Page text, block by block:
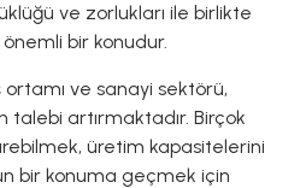
ve zorlukları ile birlikte
bir konudur.
ortamı ve sanayi sektörü,
talebi artırmaktadır. Birçok
üretim kapasitelerini
bir konuma geçmek için